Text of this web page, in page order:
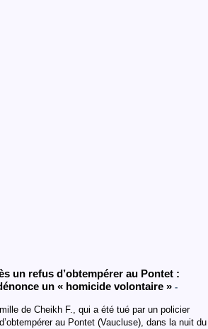
un refus d’obtempérer au Pontet :
un « homicide volontaire » -
de Cheikh F., qui a été tué par un policier
au Pontet (Vaucluse), dans la nuit du